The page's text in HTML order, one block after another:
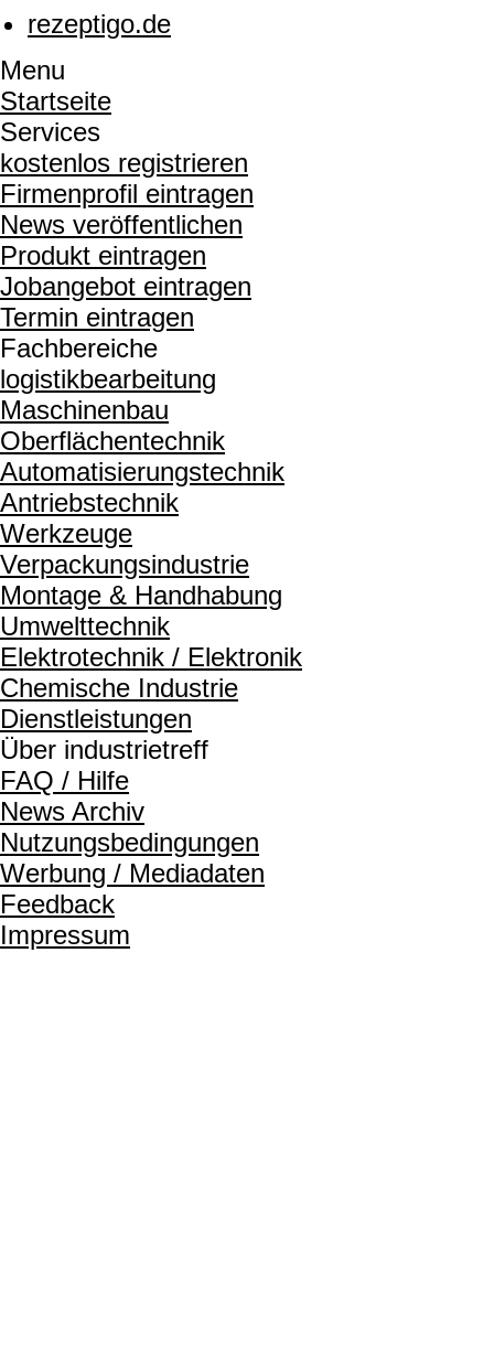
rezeptigo.de
Menu
Startseite
Services
kostenlos registrieren
Firmenprofil eintragen
News veröffentlichen
Produkt eintragen
Jobangebot eintragen
Termin eintragen
Fachbereiche
logistikbearbeitung
Maschinenbau
Oberflächentechnik
Automatisierungstechnik
Antriebstechnik
Werkzeuge
Verpackungsindustrie
Montage & Handhabung
Umwelttechnik
Elektrotechnik / Elektronik
Chemische Industrie
Dienstleistungen
Über industrietreff
FAQ / Hilfe
News Archiv
Nutzungsbedingungen
Werbung / Mediadaten
Feedback
Impressum